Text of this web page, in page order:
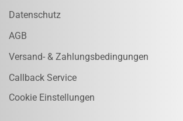
Datenschutz
AGB
Versand- & Zahlungsbedingungen
Callback Service
Cookie Einstellungen